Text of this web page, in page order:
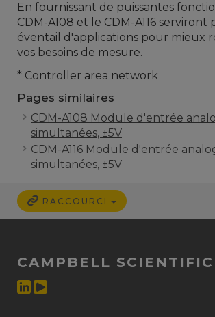
En fournissant de puissantes
CDM-A108 et le CDM-A116
éventail d'applications pour mieux
vos besoins de mesure.
* Controller area network
Pages similaires
CDM-A108 Module d'entrée
simultanées, ±5V
CDM-A116 Module d'entrée
simultanées, ±5V
RACCOURCI
CAMPBELL SCIENTIFIC